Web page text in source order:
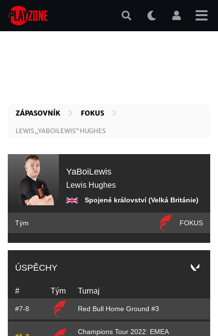
Přejít
hlavnímu
ZÁPASOVNÍK FOKUS
LEWIS „YABOILEWIS“ HUGHES
YaBoiLewis
Lewis Hughes
Spojené království (Velká Británie)
Tým FOKUS
ÚSPĚCHY
# Tým Turnaj
#7-8 Red Bull Home Ground #3
Champions Tour 2022: EMEA